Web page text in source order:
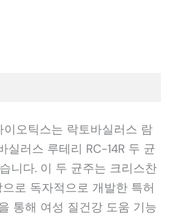
이오틱스는 락토바실러스 람
실러스 루테리 RC-14R 두 균
니다. 이 두 균주는 크리스찬
로 독자적으로 개발한 특허
통해 여성 질건강 도움 기능